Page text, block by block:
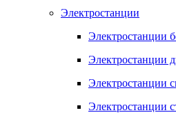
Электростанции
Электростанции
Электростанции
Электростанции
Электростанции